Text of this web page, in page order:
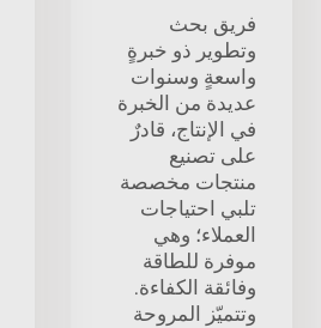
فريق بحث
وتطوير ذو خبرةٍ
واسعةٍ وسنوات
عديدة من الخبرة
في الإنتاج، قادرٌ
على تصنيع
منتجات مخصصة
تلبي احتياجات
العملاء؛ وهي
موفرة للطاقة
وفائقة الكفاءة.
وتتميّز المروحة